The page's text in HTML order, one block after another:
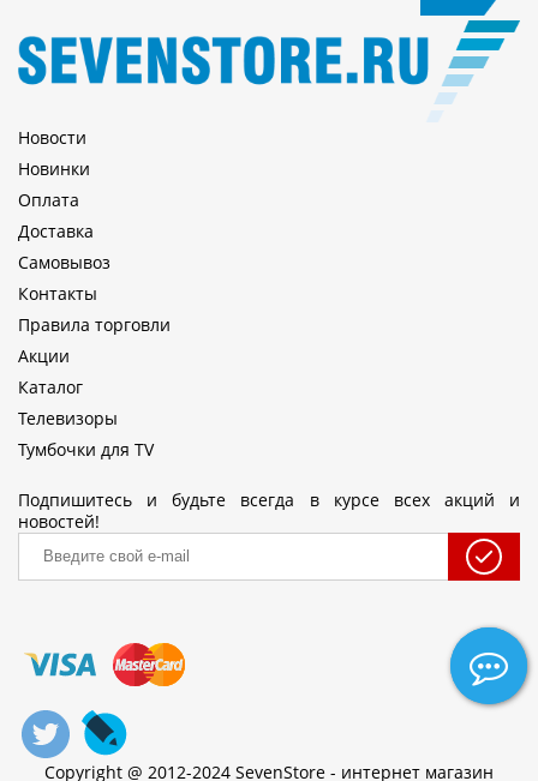
Новости
Новинки
Оплата
Доставка
Самовывоз
Контакты
Правила торговли
Акции
Каталог
Телевизоры
Тумбочки для TV
Подпишитесь и будьте всегда в курсе всех акций и
новостей!
Copyright @ 2012-2024 SevenStore - интернет магазин